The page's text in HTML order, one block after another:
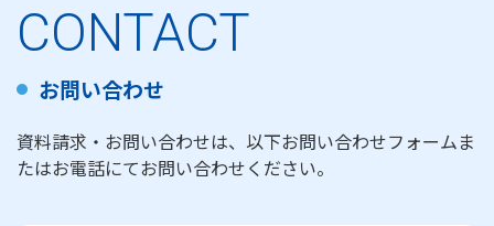
CONTACT
お問い合わせ
資料請求・お問い合わせは、以下お問い合わせフォームま
たはお電話にてお問い合わせください。